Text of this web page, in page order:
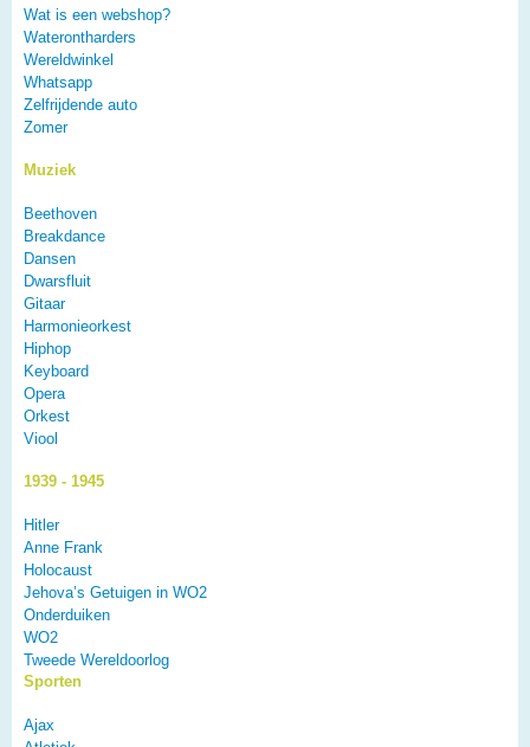
Wat is een webshop?
Waterontharders
Wereldwinkel
Whatsapp
Zelfrijdende auto
Zomer
Muziek
Beethoven
Breakdance
Dansen
Dwarsfluit
Gitaar
Harmonieorkest
Hiphop
Keyboard
Opera
Orkest
Viool
1939 - 1945
Hitler
Anne Frank
Holocaust
Jehova’s Getuigen in WO2
Onderduiken
WO2
Tweede Wereldoorlog
Sporten
Ajax